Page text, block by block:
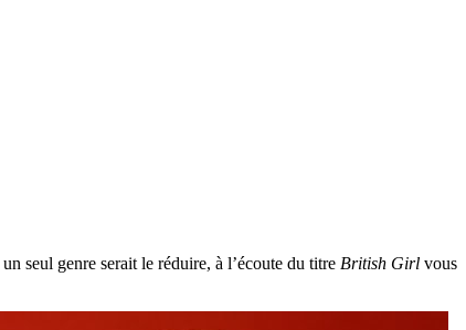
seul genre serait le réduire, à l’écoute du titre British Girl vous